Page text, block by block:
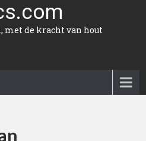
met de kracht van hout